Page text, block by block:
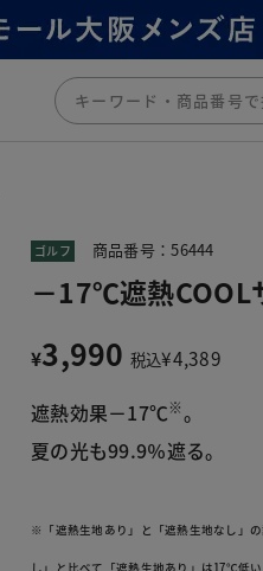
ゴルフ 商品番号：56444
－17℃遮熱COOL
¥3,990 税込¥4,389
遮熱効果－17℃※。
夏の光も99.9％遮る。
※「遮熱生地あり」と「遮熱生地なし」
し」と比べて「遮熱生地あり」は17℃低